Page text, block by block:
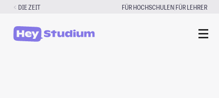
Zum
springen
DIE ZEIT FÜR HOCHSCHULEN|FÜR LEHRER